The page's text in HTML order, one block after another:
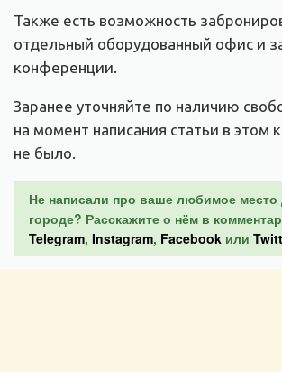
Также есть возможность
отдельный оборудованный офис и
конференции.
Заранее уточняйте по наличию
на момент написания статьи в этом
не было.
Не написали про ваше любимое
городе? Расскажите о нём в
Telegram, Instagram, Facebook или